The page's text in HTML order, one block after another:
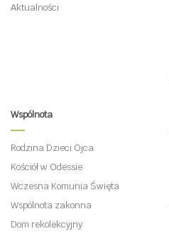
Aktualności
Wspólnota
Rodzina Dzieci Ojca
Kościół w Odessie
Wczesna Komunia Święta
Wspólnota zakonna
Dom rekolekcyjny